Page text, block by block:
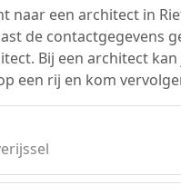
naar een architect in
de contactgegevens
Bij een architect
een rij en kom